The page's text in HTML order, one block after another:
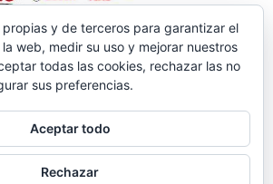
,Funciona gracias a
Aviso legal
propias y de terceros para garantizar el
web, medir su uso y mejorar nuestros
todas las cookies, rechazar las no
sus preferencias.
Aceptar todo
Rechazar